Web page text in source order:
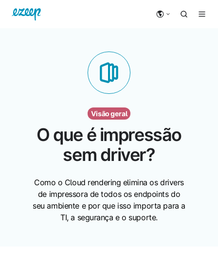
Visão geral
O que é impressão
sem driver?
Como o Cloud rendering elimina os drivers
de impressora de todos os endpoints do
seu ambiente e por que isso importa para a
TI, a segurança e o suporte.